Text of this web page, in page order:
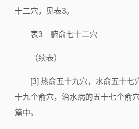
十二穴，见表3。
表3 腑俞七十二穴
（续表）
[3] 热俞五十九穴，水俞五十七
十九个俞穴，治水病的五十七个俞
篇中。